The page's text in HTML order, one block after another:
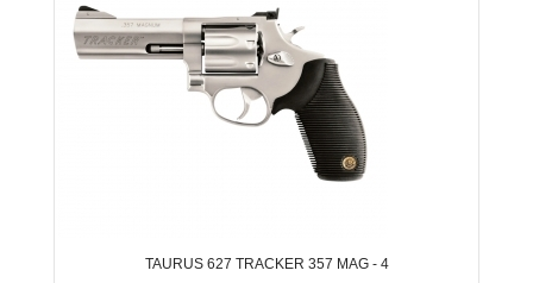
TAURUS 627 TRACKER 357 MAG - 4